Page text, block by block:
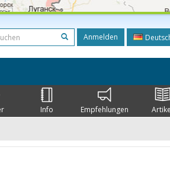
Anmelden
Info Empfehlungen